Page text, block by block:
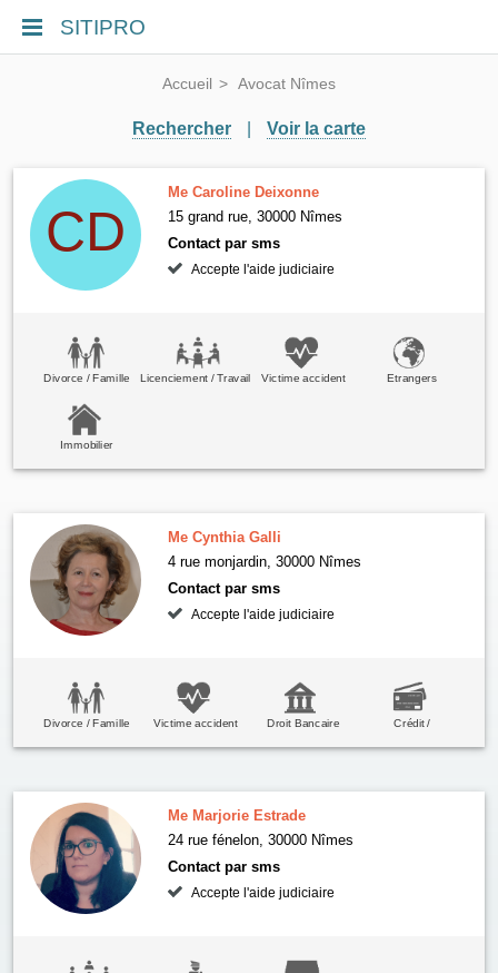
SITIPRO
Accueil Avocat Nîmes
Rechercher Voir la carte
Me Caroline Deixonne
15 grand rue, 30000 Nîmes
Contact par sms
Accepte l'aide judiciaire
Divorce / Famille Licenciement / Travail Victime accident Etrangers
Immobilier
Me Cynthia Galli
4 rue monjardin, 30000 Nîmes
Contact par sms
Accepte l'aide judiciaire
Divorce / Famille Victime accident Droit Bancaire
Crédit /
Me Marjorie Estrade
24 rue fénelon, 30000 Nîmes
Contact par sms
Accepte l'aide judiciaire